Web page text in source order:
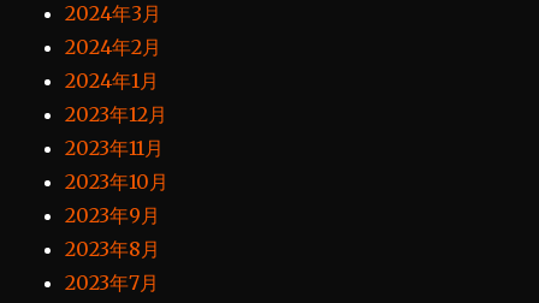
2024年3月
2024年2月
2024年1月
2023年12月
2023年11月
2023年10月
2023年9月
2023年8月
2023年7月